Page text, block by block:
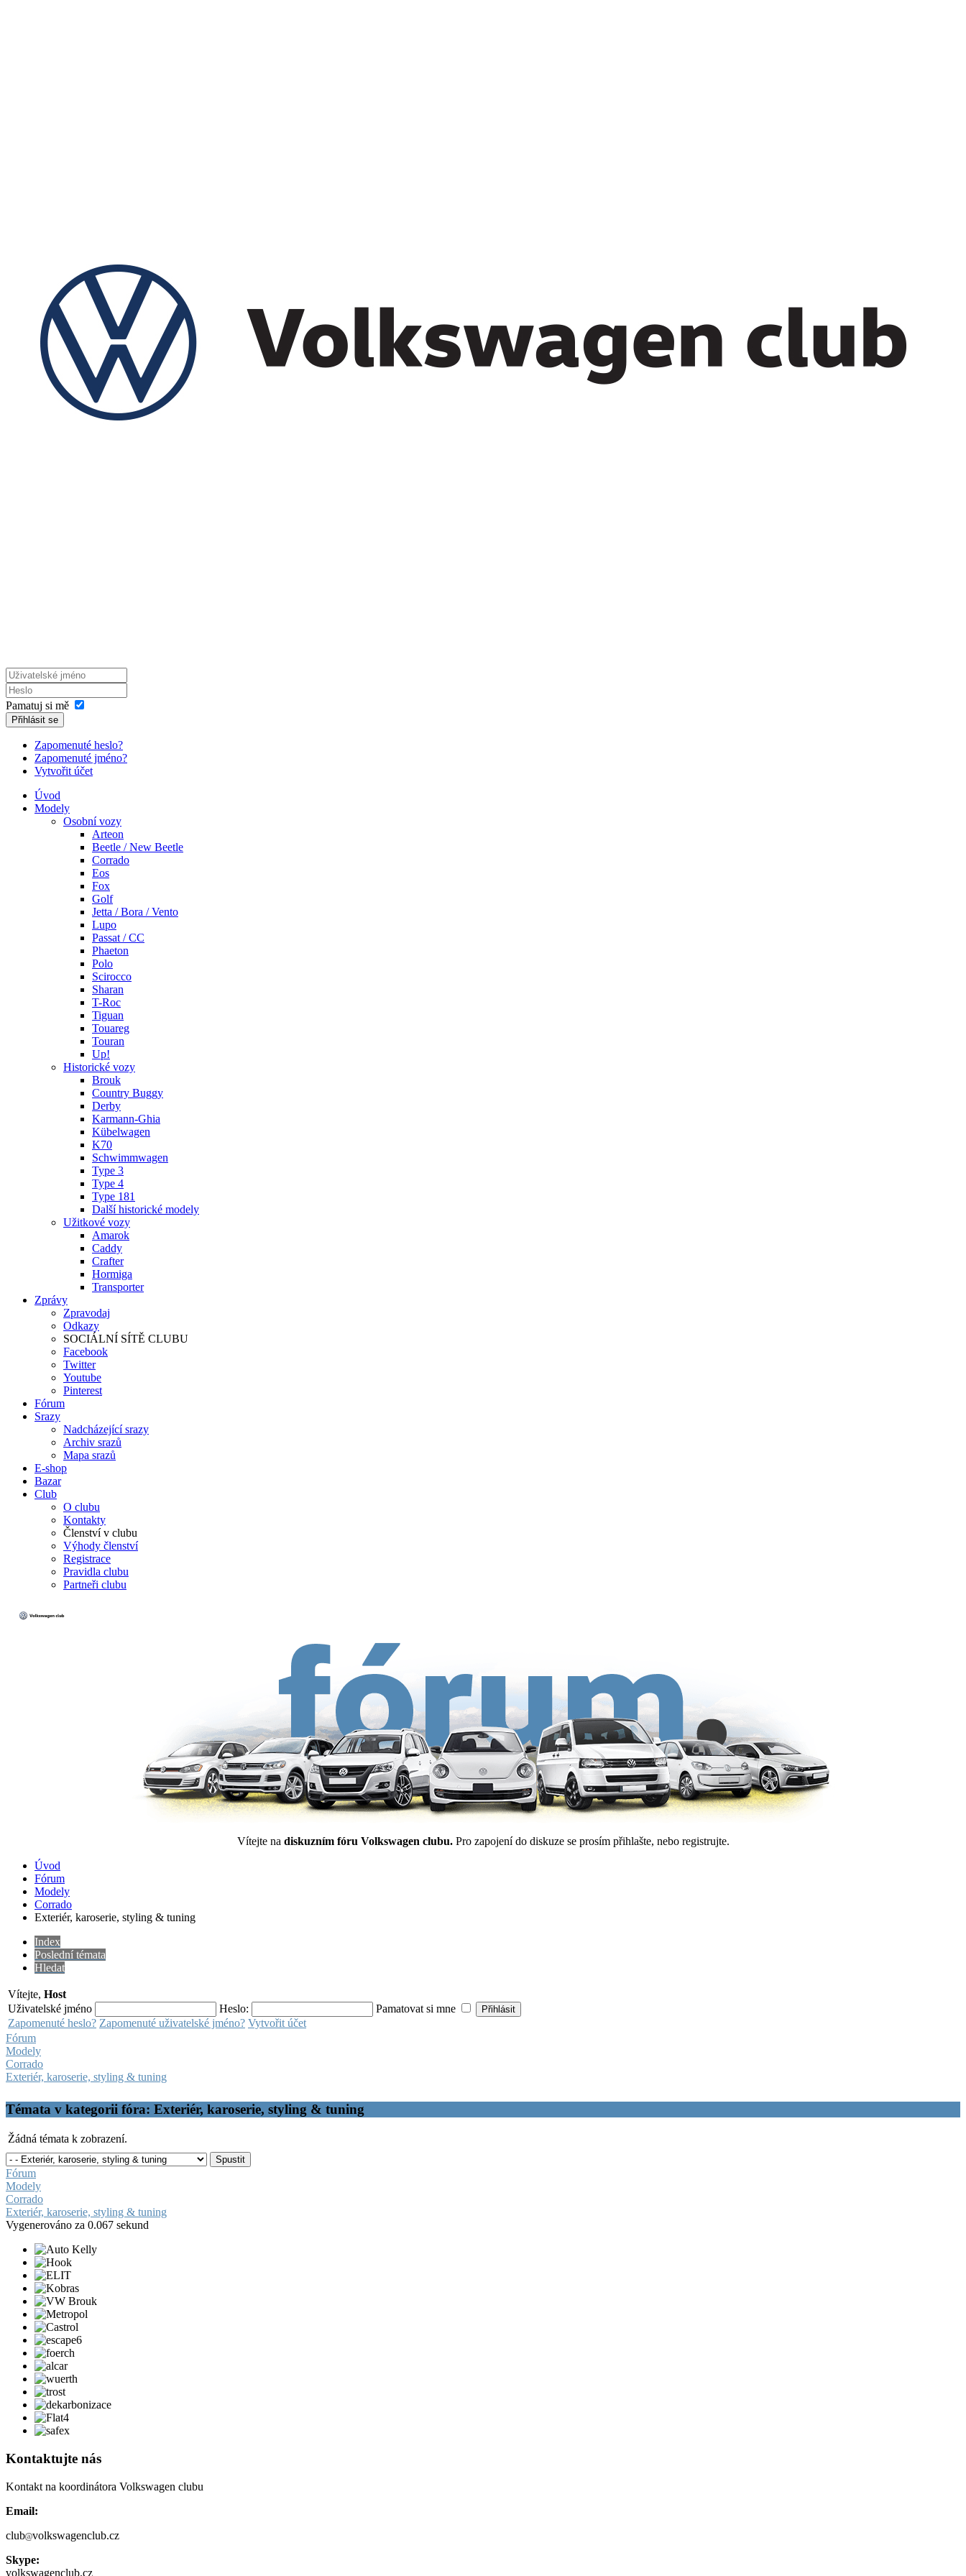
Pamatuj si mě
Přihlásit se
Zapomenuté heslo?
Zapomenuté jméno?
Vytvořit účet
Úvod
Modely
Osobní vozy
Arteon
Beetle / New Beetle
Corrado
Eos
Fox
Golf
Jetta / Bora / Vento
Lupo
Passat / CC
Phaeton
Polo
Scirocco
Sharan
T-Roc
Tiguan
Touareg
Touran
Up!
Historické vozy
Brouk
Country Buggy
Derby
Karmann-Ghia
Kübelwagen
K70
Schwimmwagen
Type 3
Type 4
Type 181
Další historické modely
Užitkové vozy
Amarok
Caddy
Crafter
Hormiga
Transporter
Zprávy
Zpravodaj
Odkazy
SOCIÁLNÍ SÍTĚ CLUBU
Facebook
Twitter
Youtube
Pinterest
Fórum
Srazy
Nadcházející srazy
Archiv srazů
Mapa srazů
E-shop
Bazar
Club
O clubu
Kontakty
Členství v clubu
Výhody členství
Registrace
Pravidla clubu
Partneři clubu
Vítejte na diskuzním fóru Volkswagen clubu. Pro zapojení do diskuze se prosím přihlašte, nebo registrujte.
Úvod
Fórum
Modely
Corrado
Exteriér, karoserie, styling & tuning
Index
Poslední témata
Hledat
Vítejte, Host
Uživatelské jméno
Heslo:
Pamatovat si mne
Zapomenuté heslo? Zapomenuté uživatelské jméno? Vytvořit účet
Fórum
Modely
Corrado
Exteriér, karoserie, styling & tuning
Témata v kategorii fóra: Exteriér, karoserie, styling & tuning
Žádná témata k zobrazení.
Fórum
Modely
Corrado
Exteriér, karoserie, styling & tuning
Vygenerováno za 0.067 sekund
Kontaktujte nás
Kontakt na koordinátora Volkswagen clubu
Email:
club volkswagenclub.cz
Skype:
volkswagenclub.cz